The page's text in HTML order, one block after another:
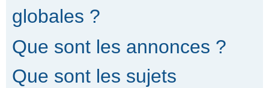
globales ?
Que sont les annonces ?
Que sont les sujets